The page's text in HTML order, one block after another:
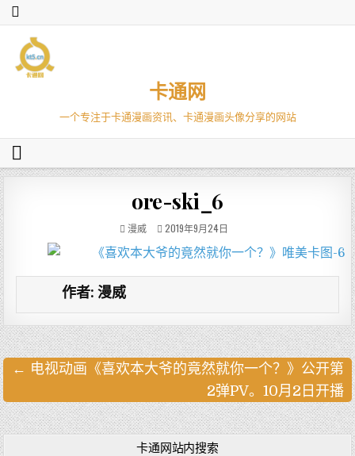
卡通网
一个专注于卡通漫画资讯、卡通漫画头像分享的网站
ore-ski_6
漫威 2019年9月24日
作者: 漫威
文
章
导
← 电视动画《喜欢本大爷的竟然就你一个？》公开第
2弹PV。10月2日开播
卡通网站内搜索